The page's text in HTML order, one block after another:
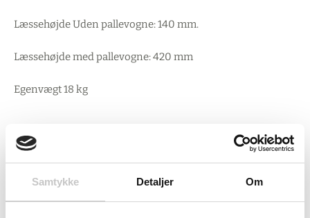
Samtykke Detaljer Om
Læssehøjde Uden pallevogne: 140 mm.
Læssehøjde med pallevogne: 420 mm
Egenvægt 18 kg